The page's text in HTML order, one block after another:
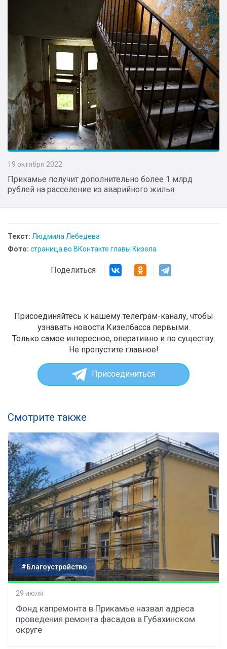
19 октября 2022
Прикамье получит дополнительно более 1 млрд
рублей на расселение из аварийного жилья
Текст: Людмила Лебедева
Фото: страница во ВКонтакте главы Кизела
Поделиться
Присоединяйтесь к нашему телеграм-каналу, чтобы
узнавать новости Кизелбасса первыми.
Только самое интересное, оперативно и по существу.
Не пропустите главное!
Присоединиться
Смотрите также
#Благоустройство
29 июля
Фонд капремонта в Прикамье назвал адреса
проведения ремонта фасадов в Губахинском
округе